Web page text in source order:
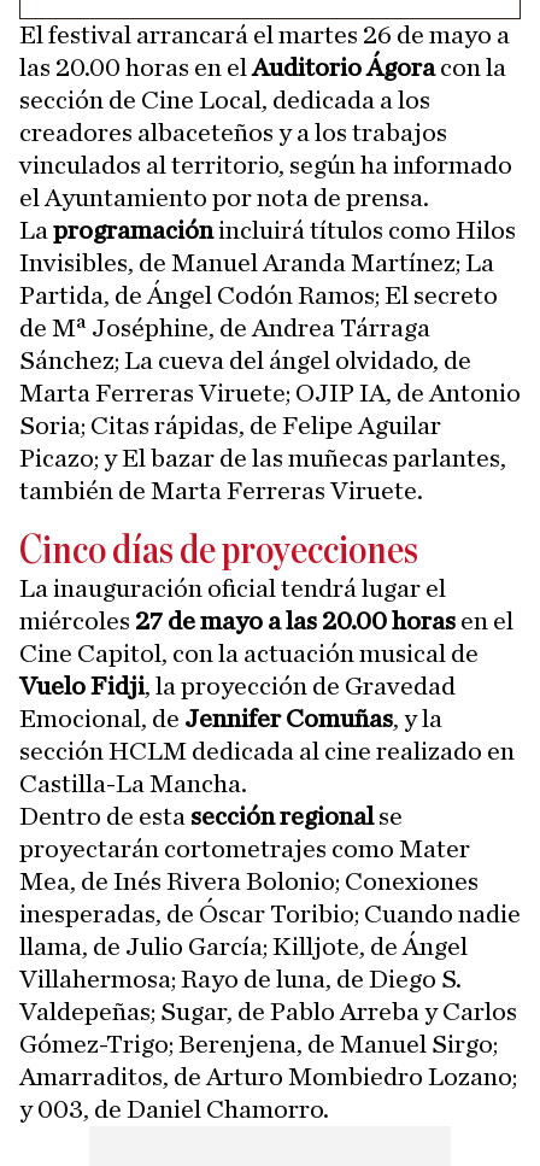
El festival arrancará el martes 26 de mayo a
las 20.00 horas en elAuditorio Ágoracon la
sección de Cine Local, dedicada a los
creadores albaceteños y a los trabajos
vinculados al territorio, según ha informado
el Ayuntamiento por nota de prensa.
La programaciónincluirá títulos como Hilos
Invisibles, de Manuel Aranda Martínez; La
Partida, de Ángel Codón Ramos; El secreto
de Mª Joséphine, de Andrea Tárraga
Sánchez; La cueva del ángel olvidado, de
Marta Ferreras Viruete; OJIP IA, de Antonio
Soria; Citas rápidas, de Felipe Aguilar
Picazo; y El bazar de las muñecas parlantes,
también de Marta Ferreras Viruete.
Cinco días de proyecciones
La inauguración oficial tendrá lugar el
miércoles 27 de mayo a las 20.00 horas en el
Cine Capitol, con la actuación musical de
Vuelo Fidji, la proyección de Gravedad
Emocional, de Jennifer Comuñas, y la
sección HCLM dedicada al cine realizado en
Castilla-La Mancha.
Dentro de esta sección regionalse
proyectarán cortometrajes como Mater
Mea, de Inés Rivera Bolonio; Conexiones
inesperadas, de Óscar Toribio; Cuando nadie
llama, de Julio García; Killjote, de Ángel
Villahermosa; Rayo de luna, de Diego S.
Valdepeñas; Sugar, de Pablo Arreba y Carlos
Gómez-Trigo; Berenjena, de Manuel Sirgo;
Amarraditos, de Arturo Mombiedro Lozano;
y 003, de Daniel Chamorro.